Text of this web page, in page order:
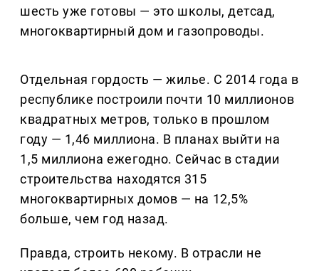
шесть уже готовы — это школы, детсад,
многоквартирный дом и газопроводы.
Отдельная гордость — жилье. С 2014 года в
республике построили почти 10 миллионов
квадратных метров, только в прошлом
году — 1,46 миллиона. В планах выйти на
1,5 миллиона ежегодно. Сейчас в стадии
строительства находятся 315
многоквартирных домов — на 12,5%
больше, чем год назад.
Правда, строить некому. В отрасли не